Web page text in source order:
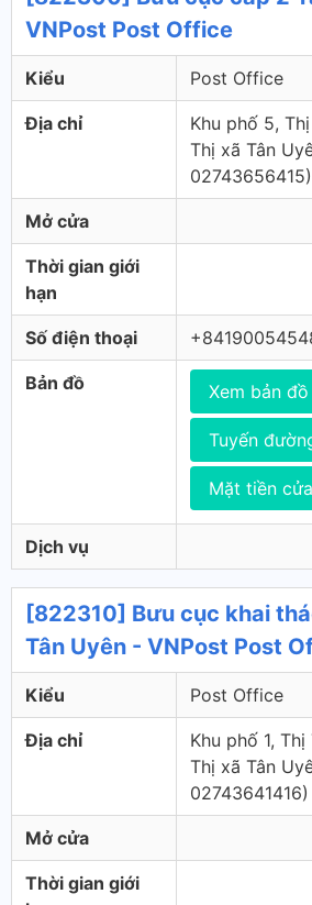
VNPost Post Office
Kiểu Post Office
Địa chỉ
Khu phố 5,
Thị xã Tân
02743656415)
Mở cửa
Thời gian giới
hạn
Số điện thoại
Bản đồ Xem bản đồ
Tuyến
Mặt tiền
Dịch vụ
[822310] Bưu cục khai
Tân Uyên - VNPost Post
Kiểu Post Office
Địa chỉ
Khu phố 1,
Thị xã Tân
02743641416)
Mở cửa
Thời gian giới